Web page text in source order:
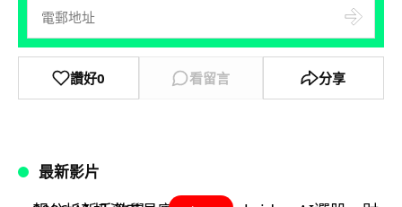
讚好0 看留言 分享
最新影片